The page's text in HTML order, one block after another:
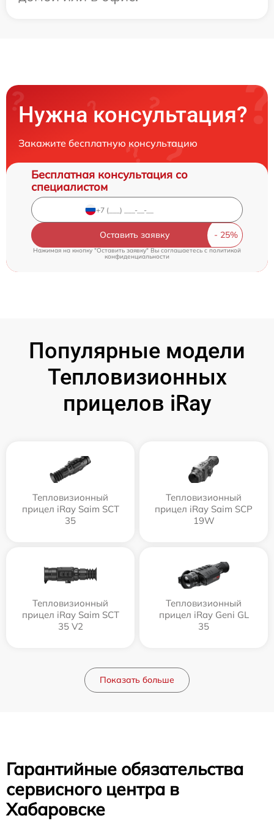
Нужна консультация?
Закажите бесплатную консультацию
Бесплатная консультация со
специалистом
Оставить заявку
Нажимая на кнопку "Оставить заявку" Вы соглашаетесь c политикой
конфиденциальности
Популярные модели
Тепловизионных
прицелов iRay
Тепловизионный
прицел iRay Saim SCT
35
Тепловизионный
прицел iRay Saim SCP
19W
Тепловизионный
прицел iRay Saim SCT
35 V2
Тепловизионный
прицел iRay Geni GL
35
Показать больше
Гарантийные обязательства
сервисного центра в
Хабаровске